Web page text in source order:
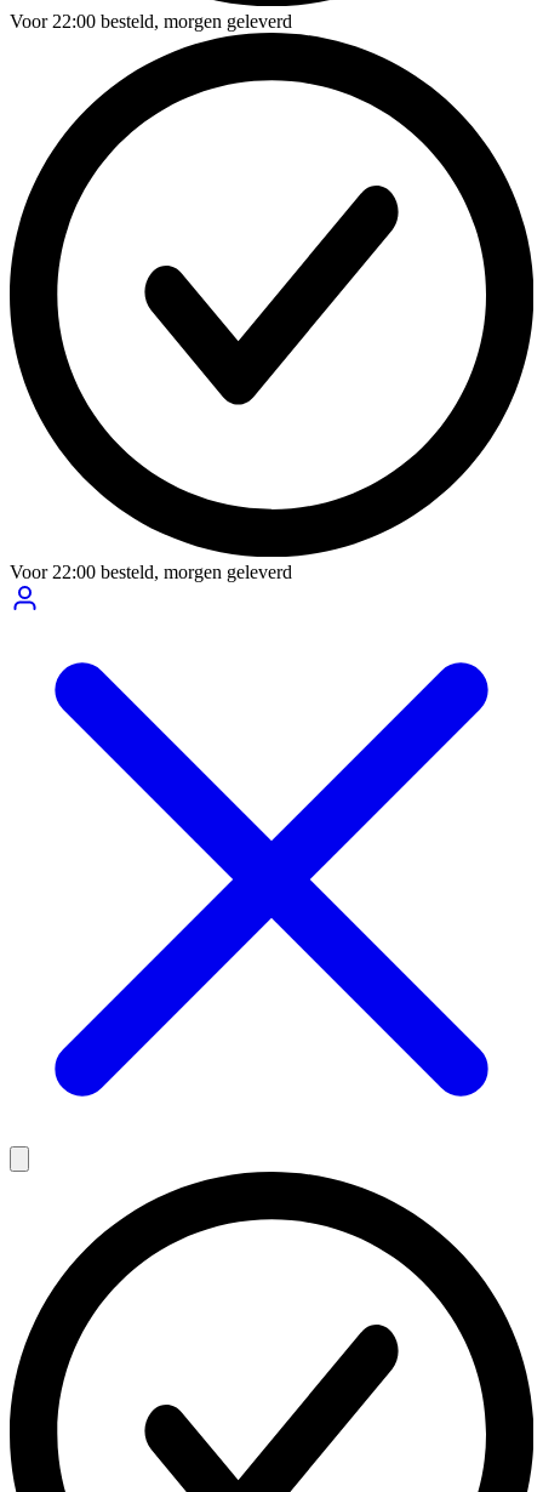
Voor22:00 besteld, morgen geleverd
Voor22:00 besteld, morgen geleverd